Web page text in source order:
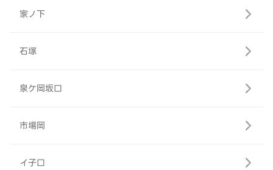
家ノ下
石塚
泉ケ岡坂口
市場岡
イ子口